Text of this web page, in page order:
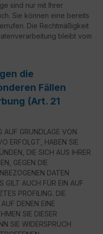
sind nur mit Ihrer
Sie können eine bereits
Die Rechtmäßigkeit
bleibt vom
die
Fällen
(Art. 21
AUF GRUNDLAGE VON
ERFOLGT, HABEN SIE
DIE SICH AUS IHRER
GEGEN DIE
DATEN
GILT AUCH FÜR EIN AUF
PROFILING. DIE
DENEN EINE
SIE DIESER
SIE WIDERSPRUCH